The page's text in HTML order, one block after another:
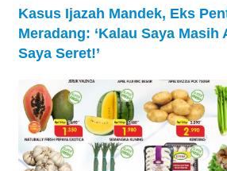
Kasus Ijazah Mandek, Eks
Meradang: ‘Kalau Saya
Saya Seret!’